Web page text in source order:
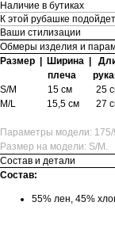
Наличие в бутиках
К этой рубашке подойдет
Ваши стилизации
Обмеры изделия и
Размер | Ширина |
плеча рукава
S/M 15 см 25
M/L 15,5 см 27
Параметры модели: 175/
Размер на модели: S/М.
Состав и детали
Состав:
55% лен, 45%